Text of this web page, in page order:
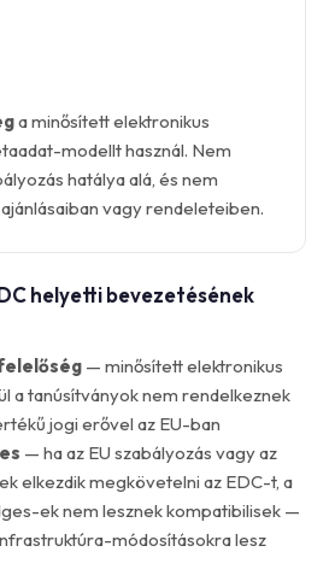
a minősített elektronikus
modellt használ. Nem
hatálya alá, és nem
vagy rendeleteiben.
helyetti bevezetésének
— minősített elektronikus
a tanúsítványok nem rendelkeznek
jogi erővel az EU-ban
— ha az EU szabályozás vagy az
elkezdik megkövetelni az EDC-t, a
ek nem lesznek kompatibilisek —
módosításokra lesz